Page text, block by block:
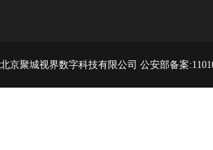
北京聚城视界数字科技有限公司 公安部备案